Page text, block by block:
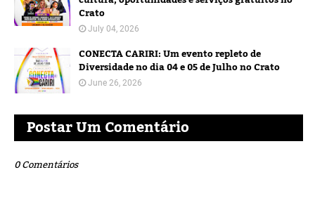
Crato
July 04, 2026
CONECTA CARIRI: Um evento repleto de
Diversidade no dia 04 e 05 de Julho no Crato
June 26, 2026
Postar Um Comentário
0 Comentários